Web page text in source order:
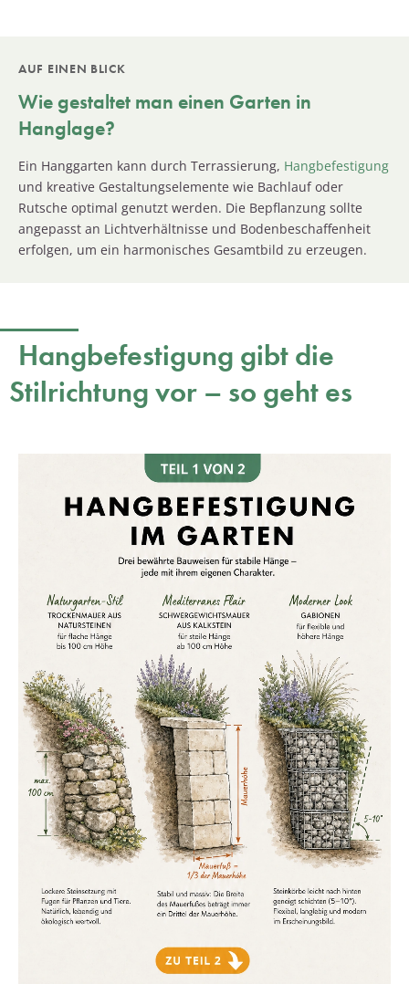
AUF EINEN BLICK
Wie gestaltet man einen Garten in
Hanglage?
Ein Hanggarten kann durch Terrassierung, Hangbefestigung
und kreative Gestaltungselemente wie Bachlauf oder
Rutsche optimal genutzt werden. Die Bepflanzung sollte
angepasst an Lichtverhältnisse und Bodenbeschaffenheit
erfolgen, um ein harmonisches Gesamtbild zu erzeugen.
Hangbefestigung gibt die
Stilrichtung vor – so geht es